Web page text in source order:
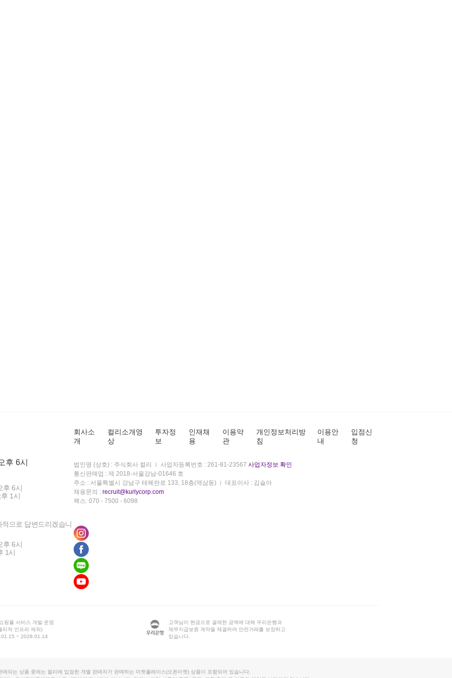
후 6시
후 6시
1시
으로 답변드리겠습니
후 6시
1시
회사소
개
컬리소개영
상
투자정
보
인재채
용
이용약
관
개인정보처리방
침
이용안
내
입점신
청
법인명 (상호) : 주식회사 컬리 사업자등록번호 : 261-81-23567 사업자정보 확인
통신판매업 : 제 2018-서울강남-01646 호
주소 : 서울특별시 강남구 테헤란로 133, 18층(역삼동)
대표이사 : 김슬아
채용문의 : recruit@kurlycorp.com
팩스: 070 - 7500 - 6098
핑몰 서비스 개발·운영
리적 인프라 제외)
~ 2028.01.14
고객님이 현금으로 결제한 금액에 대해 우리은행과
채무지급보증 계약을 체결하여 안전거래를 보장하고
있습니다.
매되는 상품 중에는 컬리에 입점한 개별 판매자가 판매하는 마켓플레이스(오픈마켓) 상품이 포함되어 있습니다.